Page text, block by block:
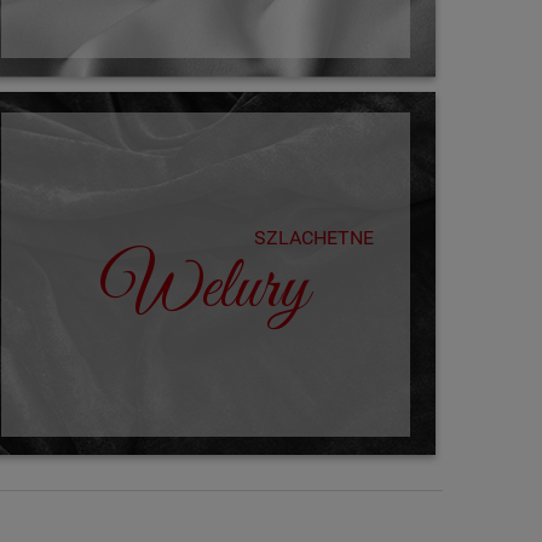
SZLACHETNE
Welury